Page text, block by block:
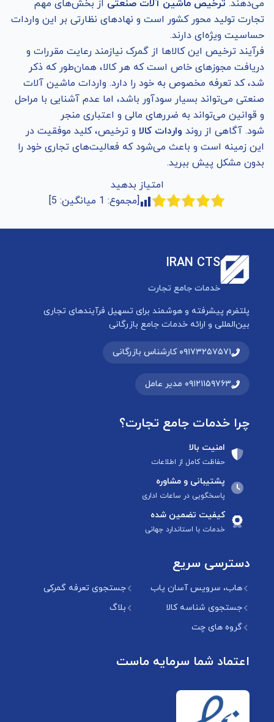
می‌دهند. ترخیص ماشین آلات صنعتی از بخش‌های مهم
تجارت تولید محور کشور است و نهادهای نظارتی بر این واردات
حساسیت ویژه‌ای دارند.
فرآیند ترخیص این کالاها از گمرک نیازمند رعایت مقررات و
دریافت مجوزهای خاص است که هر کالا، همان‌طور که ذکر
شد، کد تعرفه مخصوص به خود را دارد. واردات ماشین ‌آلات
صنعتی می‌تواند بسیار سودآور باشد، اما عدم آشنایی با مراحل
و قوانین می‌تواند به ضررهای مالی و اعتباری منجر
شود. آگاهی از روند واردات کالا و ترخیص، کلید موفقیت در
این زمینه است و باعث می‌شود که فعالیت‌های تجاری خود را
بدون مشکل پیش ببرید.
امتیاز بدهید
[مجموع: 1 میانگین: 5
]
IRAN CTS
خدمات جامع تجارت
پلتفرم پیشرفته و هوشمند برای تسهیل فرآیندهای تجاری
بین‌المللی و ارائه خدمات جامع بازرگانی
۰۹۱۷۳۲۵۷۵۷۱ کارشناس بازرگانی
۰۹۱۲۱۱۵۹۷۶۳ مدیر عامل
چرا خدمات جامع تجارت؟
امنیت بالا
حفاظت کامل از اطلاعات
پشتیبانی و مشاوره
پاسخگویی در ساعات اداری
کیفیت تضمین شده
خدمات با استاندارد جهانی
دسترسی سریع
هاب، سرویس آسان یاب
جستجوی تعرفه گمرکی
جستجوی شناسه کالا
بلاگ
گروه های چت
اعتماد شما سرمایه ماست